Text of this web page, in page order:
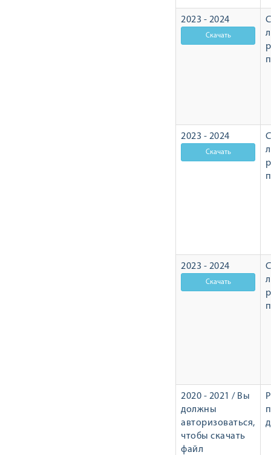
2023 - 2024
2023 - 2024
2023 - 2024
2020 - 2021 / Вы
должны
авторизоваться,
чтобы скачать
файл